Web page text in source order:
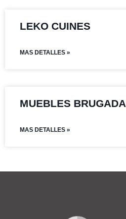
LEKO CUINES
MAS DETALLES »
MUEBLES BRUGADA
MAS DETALLES »